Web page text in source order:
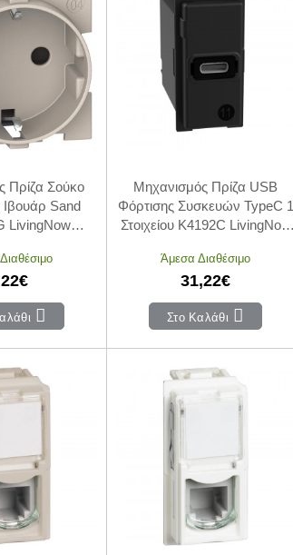
Πρίζα Σούκο
Sand
LivingNow
Μηχανισμός Πρίζα USB
Φόρτισης Συσκευών TypeC 1
Στοιχείου K4192C LivingNow
Άμεσα Διαθέσιμο
31,22€
Στο Καλάθι